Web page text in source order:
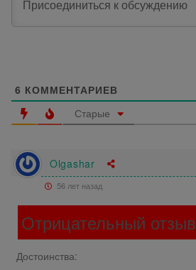
6 КОММЕНТАРИЕВ
Старые
Olgashar
56 лет назад
Отрицательный отзыв
Достоинства: